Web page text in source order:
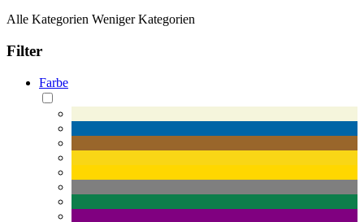
Alle Kategorien Weniger Kategorien
Filter
Farbe